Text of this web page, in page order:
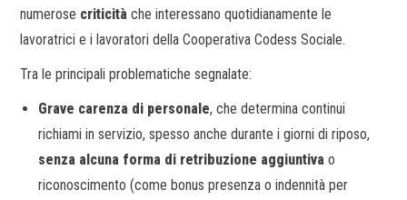
numerose criticità che interessano quotidianamente le
lavoratrici e i lavoratori della Cooperativa Codess Sociale.
Tra le principali problematiche segnalate:
Grave carenza di personale, che determina continui
richiami in servizio, spesso anche durante i giorni di riposo,
senza alcuna forma di retribuzione aggiuntiva o
riconoscimento (come bonus presenza o indennità per